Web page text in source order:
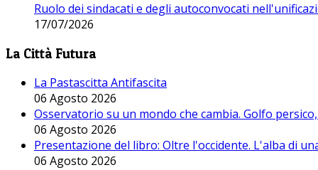
Ruolo dei sindacati e degli autoconvocati
17/07/2026
La Città Futura
La Pastascitta Antifascita
06 Agosto 2026
Osservatorio su un mondo che cambia. Golfo
06 Agosto 2026
Presentazione del libro: Oltre l'occidente. L'alba di
06 Agosto 2026